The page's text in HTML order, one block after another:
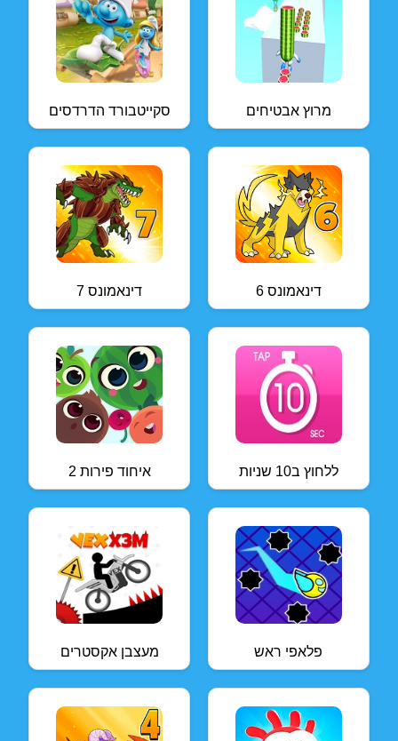
סקייטבורד הדרדסים מרוץ אבטיחים
דינאמונס 7 דינאמונס 6
איחוד פירות 2 ללחוץ ב10 שניות
מעצבן אקסטרים פלאפי ראש